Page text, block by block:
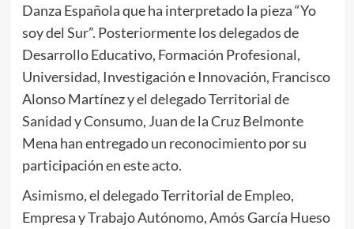
Danza Española que ha interpretado la pieza “Yo
soy del Sur”. Posteriormente los delegados de
Desarrollo Educativo, Formación Profesional,
Universidad, Investigación e Innovación, Francisco
Alonso Martínez y el delegado Territorial de
Sanidad y Consumo, Juan de la Cruz Belmonte
Mena han entregado un reconocimiento por su
participación en este acto.
Asimismo, el delegado Territorial de Empleo,
Empresa y Trabajo Autónomo, Amós García Hueso